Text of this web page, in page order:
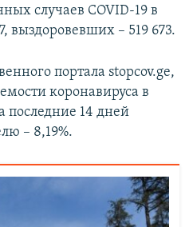
случаев COVID-19 в
выздоровевших – 519 673.
портала stopcov.ge,
коронавируса в
последние 14 дней
– 8,19%.